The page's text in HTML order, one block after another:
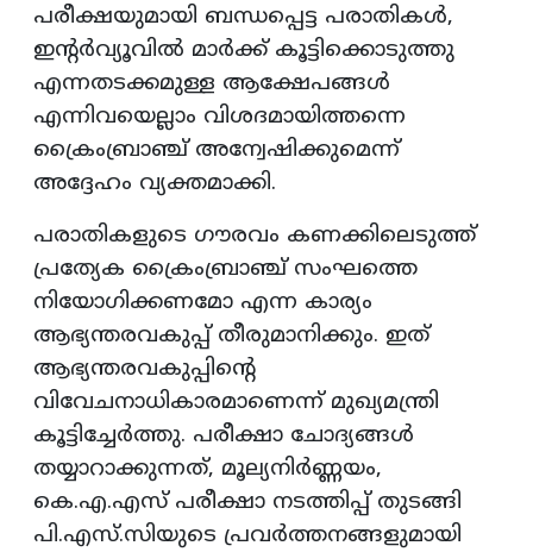
പരീക്ഷയുമായി ബന്ധപ്പെട്ട പരാതികൾ,
ഇന്റർവ്യൂവിൽ മാർക്ക് കൂട്ടിക്കൊടുത്തു
എന്നതടക്കമുള്ള ആക്ഷേപങ്ങൾ
എന്നിവയെല്ലാം വിശദമായിത്തന്നെ
ക്രൈംബ്രാഞ്ച് അന്വേഷിക്കുമെന്ന്
അദ്ദേഹം വ്യക്തമാക്കി.
​പരാതികളുടെ ഗൗരവം കണക്കിലെടുത്ത്
പ്രത്യേക ക്രൈംബ്രാഞ്ച് സംഘത്തെ
നിയോഗിക്കണമോ എന്ന കാര്യം
ആഭ്യന്തരവകുപ്പ് തീരുമാനിക്കും. ഇത്
ആഭ്യന്തരവകുപ്പിന്റെ
വിവേചനാധികാരമാണെന്ന് മുഖ്യമന്ത്രി
കൂട്ടിച്ചേർത്തു. പരീക്ഷാ ചോദ്യങ്ങൾ
തയ്യാറാക്കുന്നത്, മൂല്യനിർണ്ണയം,
കെ.എ.എസ് പരീക്ഷാ നടത്തിപ്പ് തുടങ്ങി
പി.എസ്.സിയുടെ പ്രവർത്തനങ്ങളുമായി